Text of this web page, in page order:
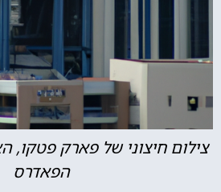
צילום חיצוני של פארק פטקו,
הפאדרס